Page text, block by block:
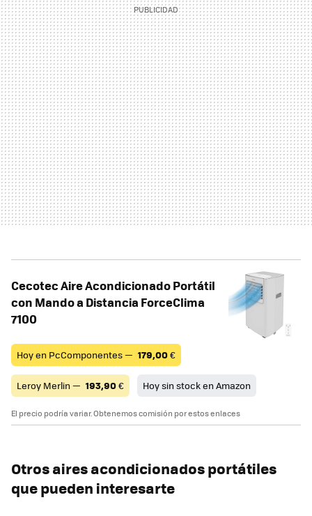
Cecotec Aire Acondicionado Portátil
con Mando a Distancia ForceClima
7100
Hoy en PcComponentes — 179,00€
Leroy Merlin — 193,90€ Hoy sin stock en Amazon
El precio podría variar. Obtenemos comisión por estos enlaces
Otros aires acondicionados portátiles
que pueden interesarte